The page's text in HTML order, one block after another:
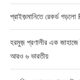
প্রাইজ়মানিতে রেকর্ড
হরমুজ় প্রণালীর এক জাহাজে
আরও ৬ ভারতীয়